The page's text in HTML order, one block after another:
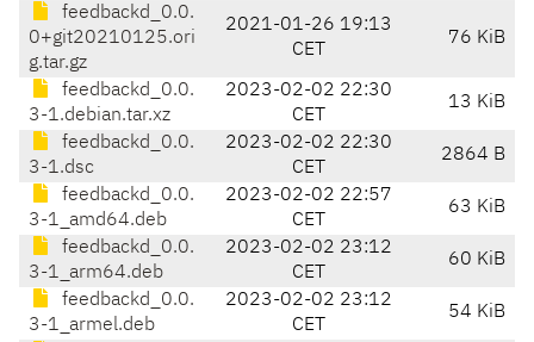
feedbackd_0.0.
0+git20210125.ori
g.tar.gz
2021-01-26 19:13
CET
76 KiB
feedbackd_0.0.
3-1.debian.tar.xz
2023-02-02 22:30
CET
13 KiB
feedbackd_0.0.
3-1.dsc
2023-02-02 22:30
CET
2864 B
feedbackd_0.0.
3-1_amd64.deb
2023-02-02 22:57
CET
63 KiB
feedbackd_0.0.
3-1_arm64.deb
2023-02-02 23:12
CET
60 KiB
feedbackd_0.0.
3-1_armel.deb
2023-02-02 23:12
CET
54 KiB